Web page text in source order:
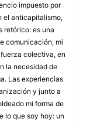
impuesto por
el anticapitalismo,
retórico: es una
comunicación, mi
colectiva, en
la necesidad de
Las experiencias
y junto a
mi forma de
lo que soy hoy: un